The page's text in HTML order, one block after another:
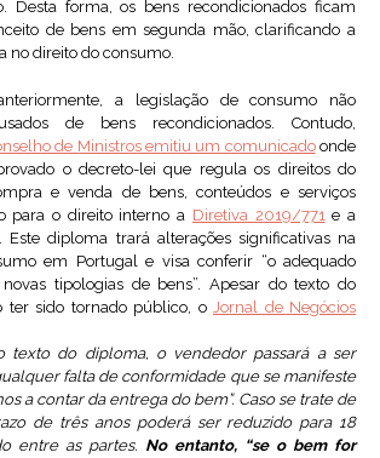
Desta forma, os bens recondicionados ficam
de bens em segunda mão, clarificando a
no direito do consumo.
a legislação de consumo não
de bens recondicionados. Contudo,
de Ministros emitiu um comunicadoonde
o decreto-lei que regula os direitos do
e venda de bens, conteúdos e serviços
para o direito interno a Diretiva 2019/771e a
. Este diploma trará alterações significativas na
em Portugal e visa conferir “o adequado
tipologias de bens”. Apesar do texto do
ter sido tornado público, o Jornal de Negócios
texto do diploma, o vendedor passará a ser
falta de conformidade que se manifeste
a contar da entrega do bem”. Caso se trate de
de três anos poderá ser reduzido para 18
entre as partes. No entanto, “se o bem for